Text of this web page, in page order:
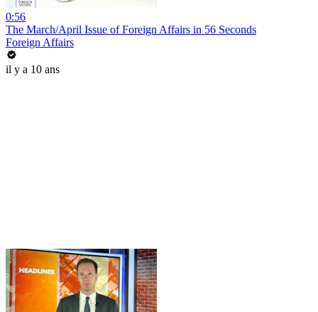
0:56
The March/April Issue of Foreign Affairs in 56 Seconds
Foreign Affairs
il y a 10 ans